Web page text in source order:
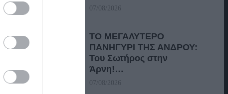
07/08/2026
ΤΟ ΜΕΓΑΛΥΤΕΡΟ
ΠΑΝΗΓΥΡΙ ΤΗΣ ΑΝΔΡΟΥ:
Του Σωτήρος στην
Άρνη!…
07/08/2026